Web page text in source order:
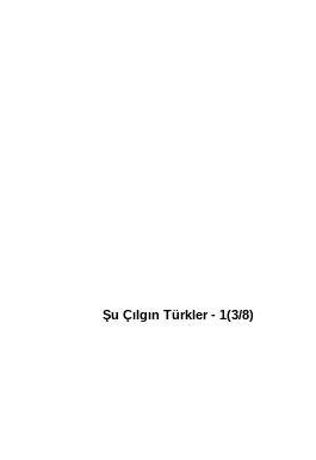
Şu Çılgın Türkler - 1(3/8)